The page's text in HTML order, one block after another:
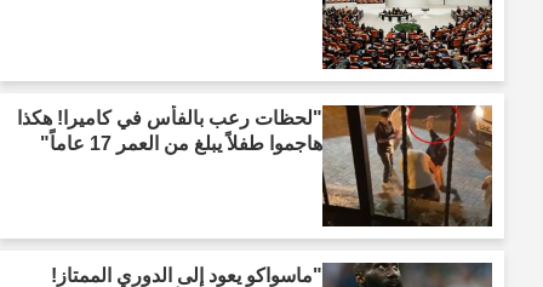
"لحظات رعب بالفأس في كاميرا! هكذا
هاجموا طفلاً يبلغ من العمر 17 عاماً"
"ماسواكو يعود إلى الدوري الممتاز!